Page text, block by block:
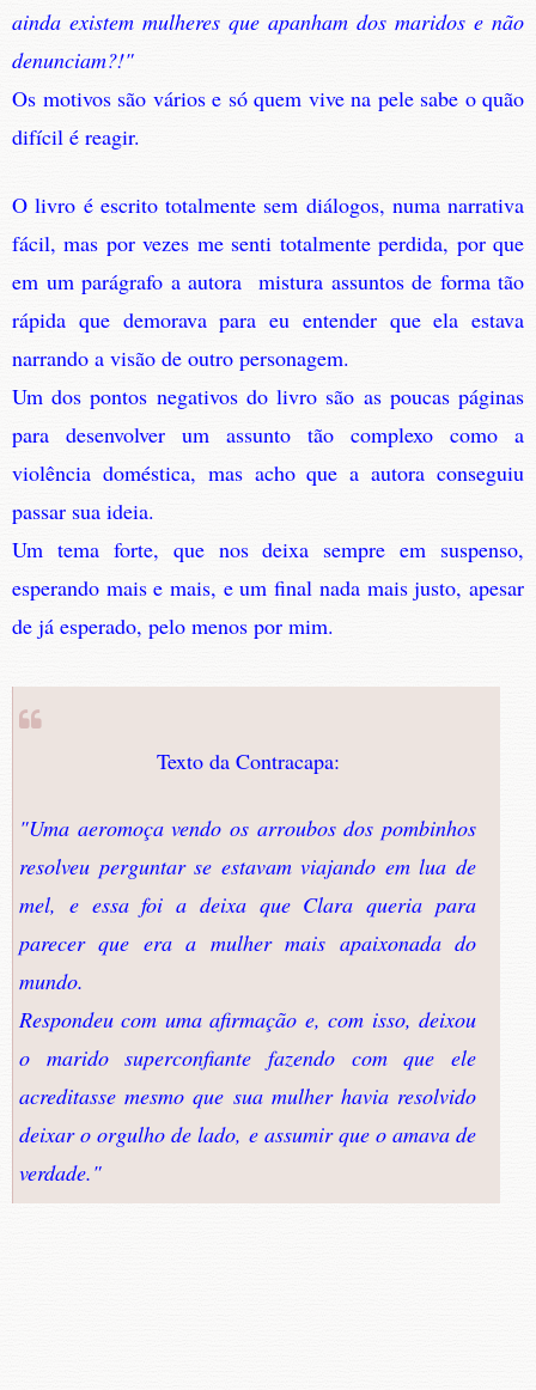
ainda existem mulheres que apanham dos maridos e não
denunciam?!"
Os motivos são vários e só quem vive na pele sabe o quão
difícil é reagir.
O livro é escrito totalmente sem diálogos, numa narrativa
fácil, mas por vezes me senti totalmente perdida, por que
em um parágrafo a autora mistura assuntos de forma tão
rápida que demorava para eu entender que ela estava
narrando a visão de outro personagem.
Um dos pontos negativos do livro são as poucas páginas
para desenvolver um assunto tão complexo como a
violência doméstica, mas acho que a autora conseguiu
passar sua ideia.
Um tema forte, que nos deixa sempre em suspenso,
esperando mais e mais, e um final nada mais justo, apesar
de já esperado, pelo menos por mim.
Texto da Contracapa:
"Uma aeromoça vendo os arroubos dos pombinhos
resolveu perguntar se estavam viajando em lua de
mel, e essa foi a deixa que Clara queria para
parecer que era a mulher mais apaixonada do
mundo.
Respondeu com uma afirmação e, com isso, deixou
o marido superconfiante fazendo com que ele
acreditasse mesmo que sua mulher havia resolvido
deixar o orgulho de lado, e assumir que o amava de
verdade."